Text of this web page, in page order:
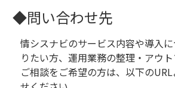
◆問い合わせ先
情シスナビのサービス内容や導入
りたい方、運用業務の整理・アウ
ご相談をご希望の方は、以下の